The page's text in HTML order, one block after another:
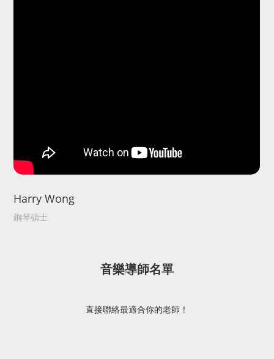
Harry Wong
鋼琴碩士
音樂導師名單
直接聯絡最適合你的老師！